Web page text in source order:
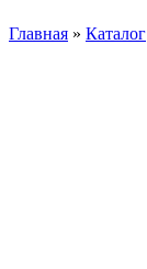
Главная » Каталог